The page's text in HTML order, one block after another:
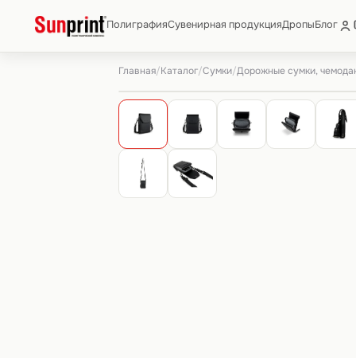
ПолиграфияСувенирная продукцияДропыБлог
Главная/Каталог/Сумки/Дорожные сумки,